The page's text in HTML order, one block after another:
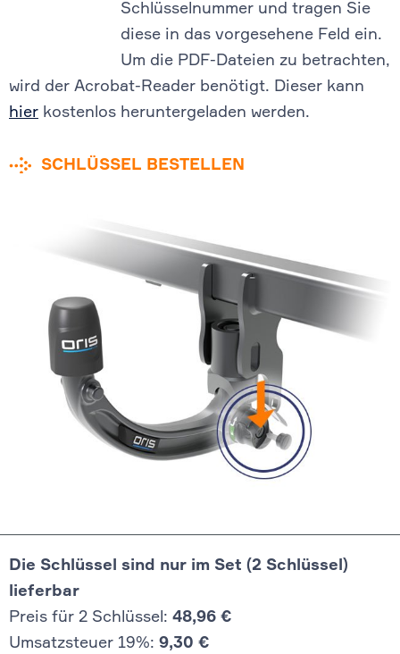
Schlüsselnummer und tragen Sie
diese in das vorgesehene Feld ein.
Um die PDF-Dateien zu betrachten,
wird der Acrobat-Reader benötigt. Dieser kann
hier kostenlos heruntergeladen werden.
SCHLÜSSEL BESTELLEN
Die Schlüssel sind nur im Set (2 Schlüssel)
lieferbar
Preis für 2 Schlüssel: 48,96 €
Umsatzsteuer 19%: 9,30 €